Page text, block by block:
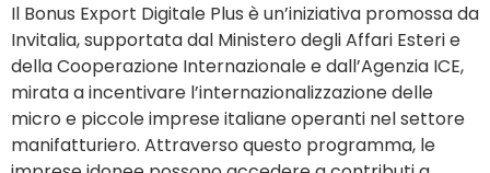
Il Bonus Export Digitale Plus è un’iniziativa promossa da
Invitalia, supportata dal Ministero degli Affari Esteri e
della Cooperazione Internazionale e dall’Agenzia ICE,
mirata a incentivare l’internazionalizzazione delle
micro e piccole imprese italiane operanti nel settore
manifatturiero. Attraverso questo programma, le